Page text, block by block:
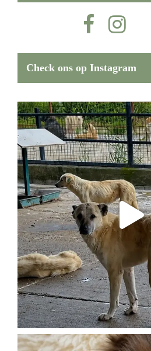
Check ons op Instagram